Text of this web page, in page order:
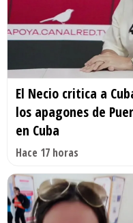
El Necio critica a
los apagones de
en Cuba
Hace 17 horas